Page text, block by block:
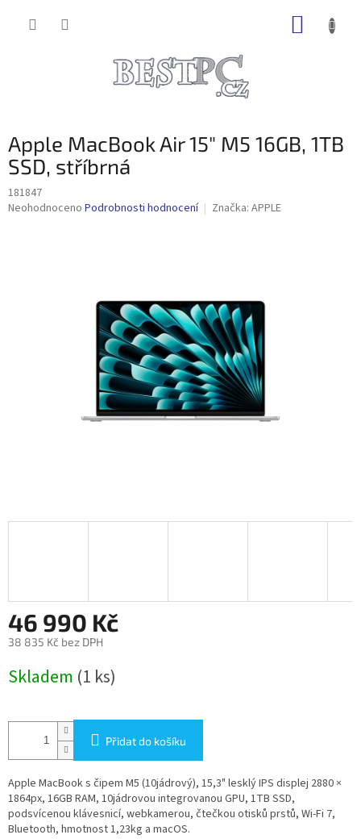
Apple MacBook Air 15" M5 16GB, 1TB
SSD, stříbrná
181847
Průměrné
Neohodnoceno Podrobnosti hodnocení Značka: APPLE
46 990 Kč
38 835 Kč bez DPH
cena:
Skladem (1 ks)
Přidat do košíku
Apple MacBook s čipem M5 (10jádrový), 15,3" lesklý IPS displej 2880 ×
1864px, 16GB RAM, 10jádrovou integrovanou GPU, 1TB SSD,
podsvícenou klávesnicí, webkamerou, čtečkou otisků prstů, Wi-Fi 7,
Bluetooth, hmotnost 1,23kg a macOS.